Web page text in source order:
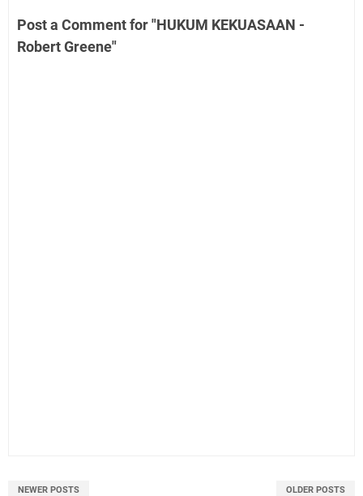
Post a Comment for "HUKUM KEKUASAAN -
Robert Greene"
NEWER POSTS OLDER POSTS